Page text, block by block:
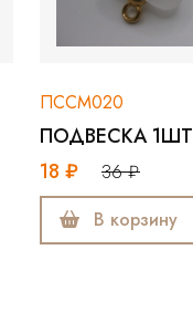
ПССМ020
ПОДВЕСКА 1ШТ
18 ₽
36 ₽
В корзину